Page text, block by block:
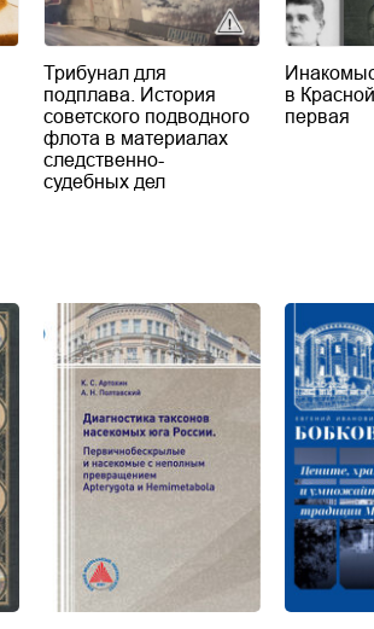
Трибунал для
подплава. История
советского подводного
флота в материалах
следственно-
судебных дел
в
первая